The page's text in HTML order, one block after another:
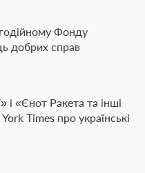
Фонду
добрих справ
«Єнот Ракета та інші
Times про українські